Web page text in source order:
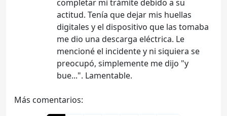
completar mi trámite debido a su
actitud. Tenía que dejar mis huellas
digitales y el dispositivo que las tomaba
me dio una descarga eléctrica. Le
mencioné el incidente y ni siquiera se
preocupó, simplemente me dijo "y
bue...". Lamentable.
Más comentarios: